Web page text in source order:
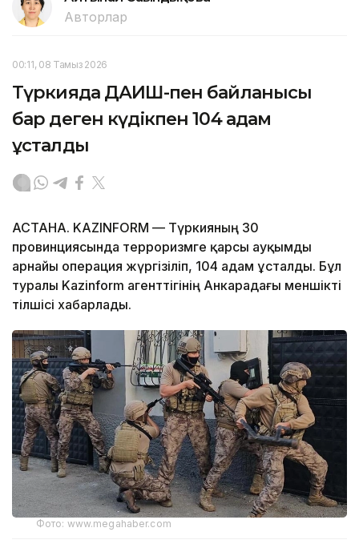
Авторлар
00:11, 08 Тамыз 2026
Түркияда ДАИШ-пен байланысы
бар деген күдікпен 104 адам
ұсталды
АСТАНА. KAZINFORM — Түркияның 30
провинциясында терроризмге қарсы ауқымды
арнайы операция жүргізіліп, 104 адам ұсталды. Бұл
туралы Kazinform агенттігінің Анкарадағы меншікті
тілшісі хабарлады.
Фото: www.megahaber.com